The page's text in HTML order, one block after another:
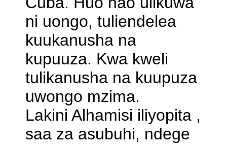
ni uongo, tuliendelea
kuukanusha na
kupuuza. Kwa kweli
tulikanusha na kuupuza
uwongo mzima.
Lakini Alhamisi iliyopita ,
saa za asubuhi, ndege